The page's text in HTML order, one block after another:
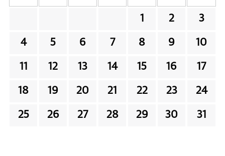
1 2 3
4 5 6 7 8 9 10
11 12 13 14 15 16 17
18 19 20 21 22 23 24
25 26 27 28 29 30 31